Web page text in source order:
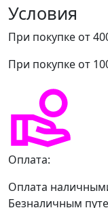
Условия
При покупке от
При покупке от
Оплата:
Оплата
Безналичным